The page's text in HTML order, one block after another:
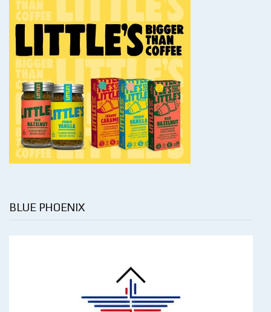
BLUE PHOENIX